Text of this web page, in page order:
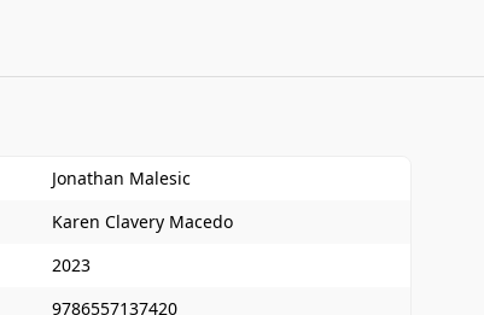
Jonathan Malesic
Karen Clavery Macedo
2023
9786557137420